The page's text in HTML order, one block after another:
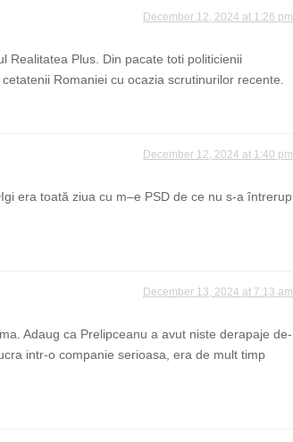
December 12, 2024 at 1:26 pm
Realitatea Plus. Din pacate toti politicienii
Romaniei cu ocazia scrutinurilor recente.
December 12, 2024 at 1:40 pm
era toată ziua cu m–e PSD de ce nu s-a întrerup
December 13, 2024 at 7:13 am
Adaug ca Prelipceanu a avut niste derapaje de-
intr-o companie serioasa, era de mult timp